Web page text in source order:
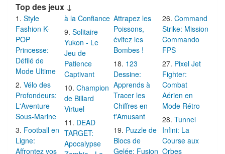
Top des jeux ↓
Style
Fashion K-
POP
Princesse:
Défilé de
Mode Ultime
Vélo des
Profondeurs:
L'Aventure
Sous-Marine
Football en
Ligne:
Affrontez vos
à la Confiance
Solitaire
Yukon - Le
Jeu de
Patience
Captivant
Champion
de Billard
Virtuel
DEAD
TARGET:
Apocalypse
Attrapez les
Poissons,
évitez les
Bombes !
123
Dessine:
Apprends à
Tracer les
Chiffres en
t'Amusant
Puzzle de
Blocs de
Gelée: Fusion
Command
Strike: Mission
Commando
FPS
Pixel Jet
Fighter:
Combat
Aérien en
Mode Rétro
Tunnel
Infini: La
Course aux
Orbes